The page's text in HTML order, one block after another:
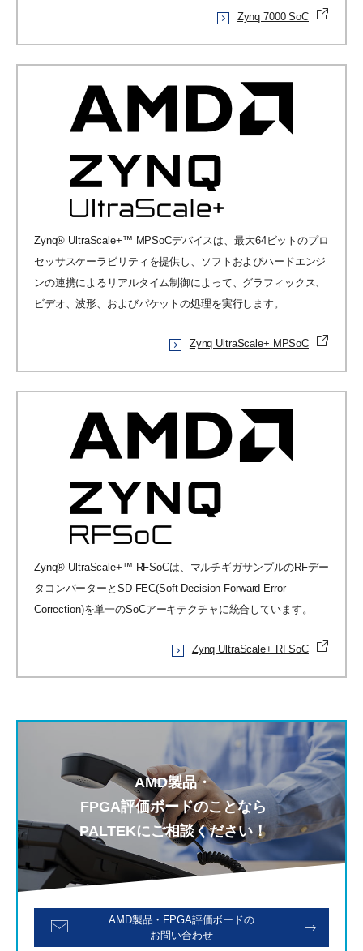
Zynq 7000 SoC
Zynq® UltraScale+™ MPSoCデバイスは、最大64ビットのプロ
セッサスケーラビリティを提供し、ソフトおよびハードエンジ
ンの連携によるリアルタイム制御によって、グラフィックス、
ビデオ、波形、およびパケットの処理を実行します。
Zynq UltraScale+ MPSoC
Zynq® UltraScale+™ RFSoCは、マルチギガサンプルのRFデー
タコンバーターとSD-FEC(Soft-Decision Forward Error
Correction)を単一のSoCアーキテクチャに統合しています。
Zynq UltraScale+ RFSoC
AMD製品・
FPGA評価ボードのことなら
PALTEKにご相談ください！
AMD製品・FPGA評価ボードの
お問い合わせ